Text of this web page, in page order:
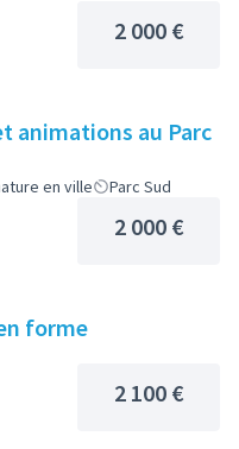
2 000 €
animations au Parc
en ville Parc Sud
2 000 €
forme
2 100 €